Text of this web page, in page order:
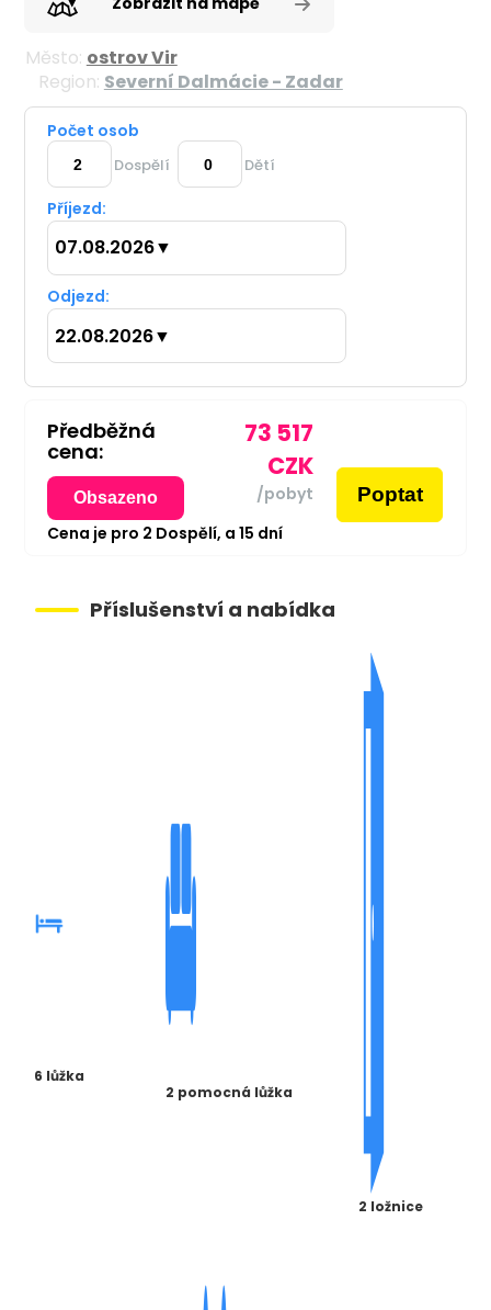
Město: ostrov Vir
Region: Severní Dalmácie - Zadar
Počet osob
Dospělí Dětí
Příjezd:
07.08.2026▼
Odjezd:
22.08.2026▼
Předběžná
cena:
Obsazeno
73 517
CZK
/pobyt Poptat
Cena je pro 2 Dospělí, a 15 dní
Příslušenství a nabídka
6 lůžka
2 pomocná lůžka
2 ložnice